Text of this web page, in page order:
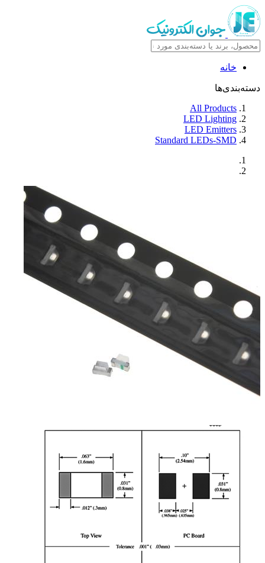
خانه
دسته‌بندی‌ها
All Products
LED Lighting
LED Emitters
Standard LEDs-SMD